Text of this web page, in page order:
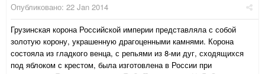
Опубликовано: 22 Jan 2014
Грузинская корона Российской империи представляла с собой
золотую корону, украшенную драгоценными камнями. Корона
состояла из гладкого венца, с репьями из 8-ми дуг, сходящихся
под яблоком с крестом, была изготовлена в России при